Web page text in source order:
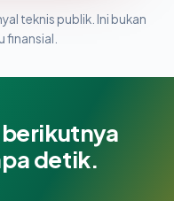
teknis publik. Ini bukan
finansial.
detik.